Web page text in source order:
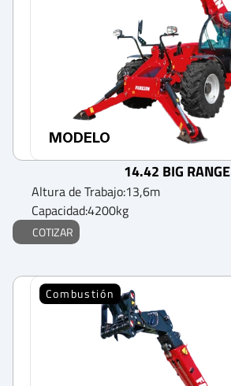
MODELO
14.42 BIG RANGE
Altura de Trabajo:13,6m
Capacidad:4200kg
COTIZAR
Combustión